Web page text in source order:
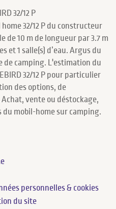
32/12 P
32/12 P du constructeur
de 10 m de longueur par 3.7 m
et 1 salle(s) d’eau. Argus du
de camping. L'estimation du
32/12 P pour particulier
des options, de
vente ou déstockage,
du mobil-home sur camping.
personnelles & cookies
du site